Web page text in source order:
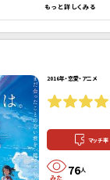
もっと詳しくみる
2016年・恋愛・アニメ
マッチ率
76人